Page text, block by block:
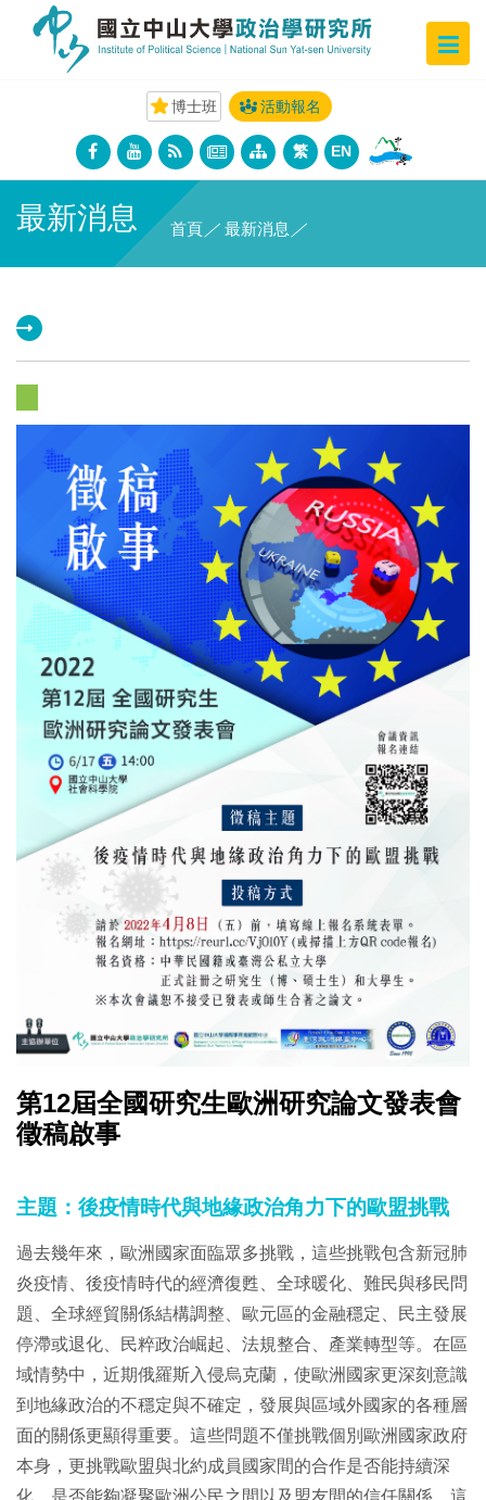
博士班 活動報名
繁 EN
最新消息 首頁 ／ 最新消息 ／
第12屆全國研究生歐洲研究論文發表會
徵稿啟事
主題：後疫情時代與地緣政治角力下的歐盟挑戰
過去幾年來，歐洲國家面臨眾多挑戰，這些挑戰包含新冠肺
炎疫情、後疫情時代的經濟復甦、全球暖化、難民與移民問
題、全球經貿關係結構調整、歐元區的金融穩定、民主發展
停滯或退化、民粹政治崛起、法規整合、產業轉型等。在區
域情勢中，近期俄羅斯入侵烏克蘭，使歐洲國家更深刻意識
到地緣政治的不穩定與不確定，發展與區域外國家的各種層
面的關係更顯得重要。這些問題不僅挑戰個別歐洲國家政府
本身，更挑戰歐盟與北約成員國家間的合作是否能持續深
化，是否能夠凝聚歐洲公民之間以及盟友間的信任關係，這